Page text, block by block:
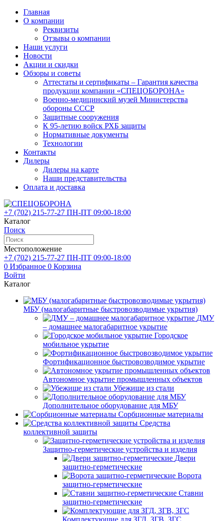
Главная
О компании
Реквизиты
Отзывы о компании
Наши услуги
Новости
Акции и скидки
Обзоры и советы
Аттестаты и сертификаты – Гарантия качества
продукции компании «СПЕЦОБОРОНА»
Военно-медицинский музей Министерства
обороны СССР
Защитные сооружения
К 95-летию войск РХБ защиты
Нормативные документы
Технологии
Контакты
Дилеры
Дилеры на карте
Наши представительства
Оплата и доставка
+7 (702) 215-77-27 ПН-ПТ 09:00-18:00
Каталог
Поиск
Местоположение
+7 (702) 215-77-27 ПН-ПТ 09:00-18:00
0 Избранное 0 Корзина
Войти
Каталог
МБУ (малогабаритные быстровозводимые укрытия)
ДМУ
– домашнее малогабаритное укрытие
Городское
мобильное укрытие
Фортификационное быстровозводимое укрытие
Автономное укрытие промышленных объектов
Убежище из стали
Дополнительное оборудование для МБУ
Сорбционные материалы
Средства
коллективной защиты
Защитно-герметические устройства и изделия
Двери
защитно-герметические
Ворота
защитно-герметические
Ставни
защитно-герметические
Комплектующие для ЗГД, ЗГВ, ЗГС